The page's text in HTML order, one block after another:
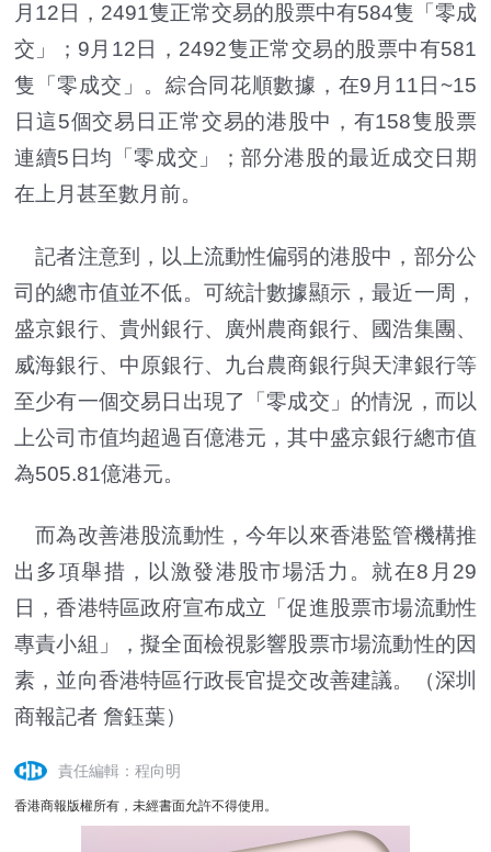
月12日，2491隻正常交易的股票中有584隻「零成
交」；9月12日，2492隻正常交易的股票中有581
隻「零成交」。綜合同花順數據，在9月11日~15
日這5個交易日正常交易的港股中，有158隻股票
連續5日均「零成交」；部分港股的最近成交日期
在上月甚至數月前。
記者注意到，以上流動性偏弱的港股中，部分公
司的總市值並不低。可統計數據顯示，最近一周，
盛京銀行、貴州銀行、廣州農商銀行、國浩集團、
威海銀行、中原銀行、九台農商銀行與天津銀行等
至少有一個交易日出現了「零成交」的情況，而以
上公司市值均超過百億港元，其中盛京銀行總市值
為505.81億港元。
而為改善港股流動性，今年以來香港監管機構推
出多項舉措，以激發港股市場活力。就在8月29
日，香港特區政府宣布成立「促進股票市場流動性
專責小組」，擬全面檢視影響股票市場流動性的因
素，並向香港特區行政長官提交改善建議。（深圳
商報記者 詹鈺葉）
責任編輯：程向明
香港商報版權所有，未經書面允許不得使用。